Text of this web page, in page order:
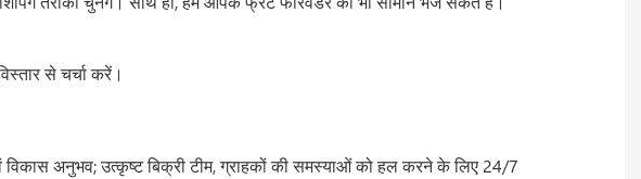
से चर्चा करें।
अनुभव; उत्कृष्ट बिक्री टीम, ग्राहकों की समस्याओं को हल करने के लिए 24/7